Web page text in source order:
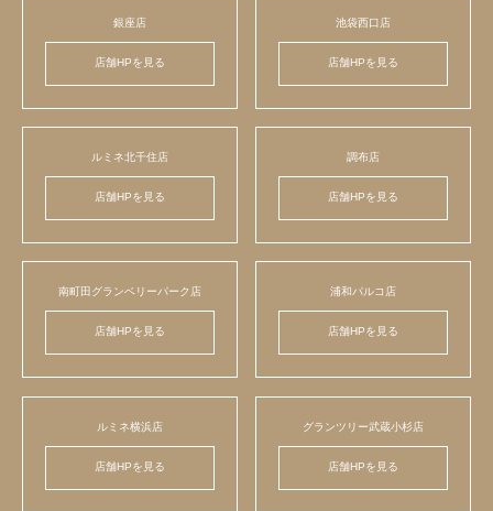
銀座店
店舗HPを見る
池袋西口店
店舗HPを見る
ルミネ北千住店
店舗HPを見る
調布店
店舗HPを見る
南町田グランベリーパーク店
店舗HPを見る
浦和パルコ店
店舗HPを見る
ルミネ横浜店
店舗HPを見る
グランツリー武蔵小杉店
店舗HPを見る